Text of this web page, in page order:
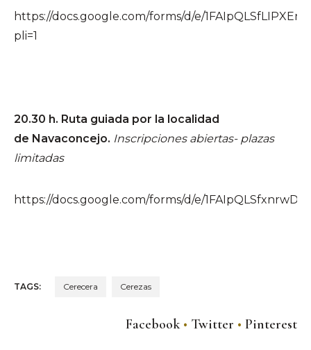
https://docs.google.com/forms/d/e/
pli=1
20.30 h. Ruta guiada por la localidad
de Navaconcejo. Inscripciones abiertas- plazas
limitadas
https://docs.google.com/forms/d/e/
TAGS: Cerecera Cerezas
Facebook Twitter Pinterest